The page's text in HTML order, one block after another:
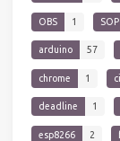
OBS 1 SOP
arduino 57
chrome 1 ci
deadline 1
esp8266 2